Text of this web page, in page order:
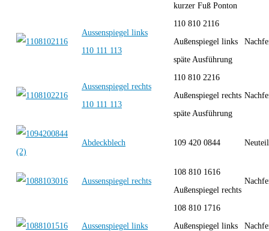
kurzer Fuß Ponton
Aussenspiegel links
110 111 113
110 810 2116
Außenspiegel links
späte Ausführung
Aussenspiegel rechts
110 111 113
110 810 2216
Außenspiegel rechts
späte Ausführung
Abdeckblech 109 420 0844
Aussenspiegel rechts
108 810 1616
Außenspiegel rechts
Aussenspiegel links
108 810 1716
Außenspiegel links